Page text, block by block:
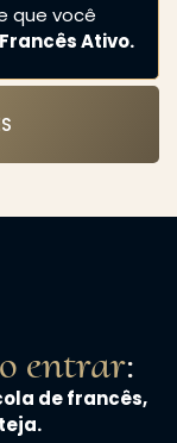
que você
Ativo.
entrar:
de francês,